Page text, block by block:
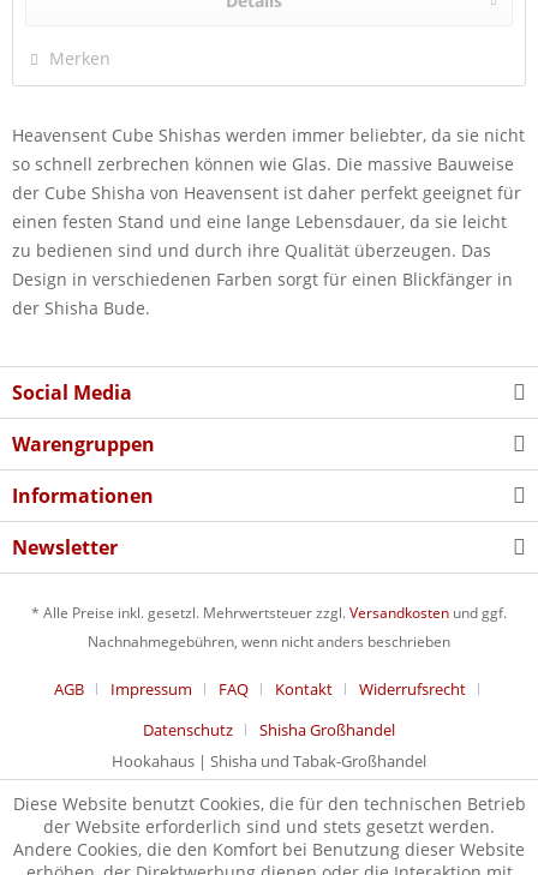
Merken
Heavensent Cube Shishas werden immer beliebter, da sie nicht
so schnell zerbrechen können wie Glas. Die massive Bauweise
der Cube Shisha von Heavensent ist daher perfekt geeignet für
einen festen Stand und eine lange Lebensdauer, da sie leicht
zu bedienen sind und durch ihre Qualität überzeugen. Das
Design in verschiedenen Farben sorgt für einen Blickfänger in
der Shisha Bude.
Social Media
Warengruppen
Informationen
Newsletter
* Alle Preise inkl. gesetzl. Mehrwertsteuer zzgl.Versandkosten und ggf.
Nachnahmegebühren, wenn nicht anders beschrieben
AGB Impressum FAQ Kontakt
Widerrufsrecht
Datenschutz
Shisha Großhandel
Hookahaus | Shisha und Tabak-Großhandel
Diese Website benutzt Cookies, die für den technischen Betrieb
der Website erforderlich sind und stets gesetzt werden.
Andere Cookies, die den Komfort bei Benutzung dieser Website